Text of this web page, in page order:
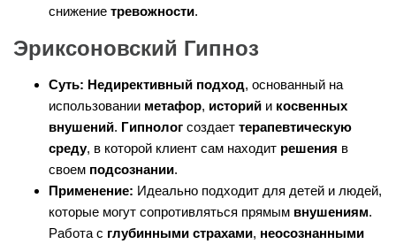
снижение тревожности.
Эриксоновский Гипноз
Суть: Недирективный подход, основанный на
использовании метафор, историй и косвенных
внушений. Гипнолог создает терапевтическую
среду, в которой клиент сам находит решения в
своем подсознании.
Применение: Идеально подходит для детей и людей,
которые могут сопротивляться прямым внушениям.
Работа с глубинными страхами, неосознанными